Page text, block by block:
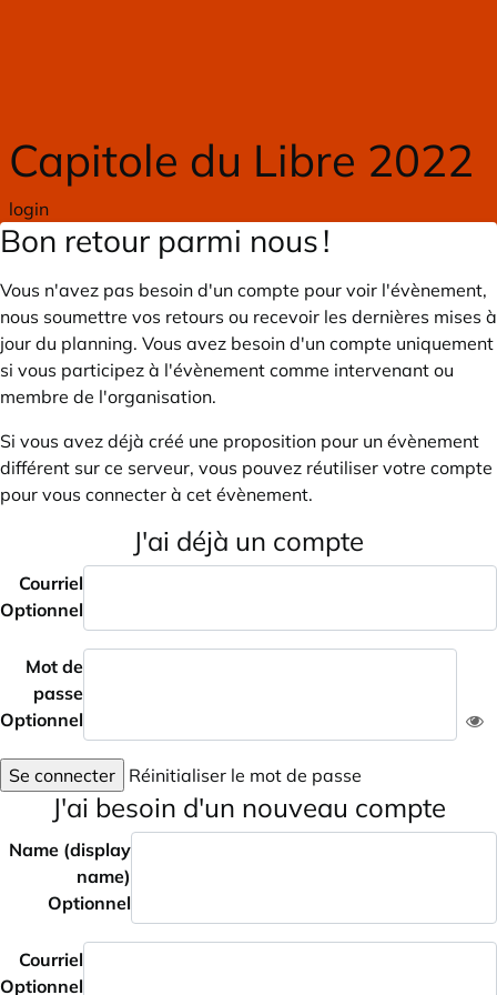
Capitole du Libre 2022
login
Bon retour parmi nous !
Vous n'avez pas besoin d'un compte pour voir l'évènement,
nous soumettre vos retours ou recevoir les dernières mises à
jour du planning. Vous avez besoin d'un compte uniquement
si vous participez à l'évènement comme intervenant ou
membre de l'organisation.
Si vous avez déjà créé une proposition pour un évènement
différent sur ce serveur, vous pouvez réutiliser votre compte
pour vous connecter à cet évènement.
J'ai déjà un compte
Courriel
Optionnel
Mot de
passe
Optionnel
Se connecter Réinitialiser le mot de passe
J'ai besoin d'un nouveau compte
Name (display
name)
Optionnel
Courriel
Optionnel